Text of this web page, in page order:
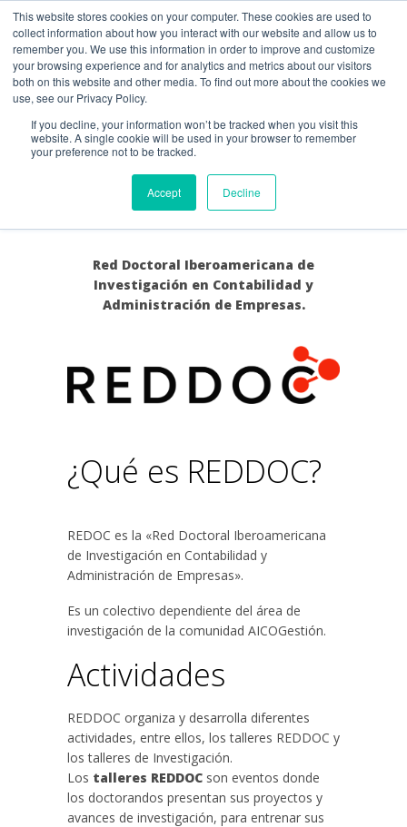
This website stores cookies on your computer. These cookies are used to
collect information about how you interact with our website and allow us to
remember you. We use this information in order to improve and customize
your browsing experience and for analytics and metrics about our visitors
both on this website and other media. To find out more about the cookies we
use, see our Privacy Policy.
If you decline, your information won’t be tracked when you visit this
website. A single cookie will be used in your browser to remember
your preference not to be tracked.
Accept Decline
Guía de uso
Acceso / Registro
REDDOC
Red Doctoral Iberoamericana de
Investigación en Contabilidad y
Administración de Empresas.
¿Qué es REDDOC?
REDOC es la «Red Doctoral Iberoamericana
de Investigación en Contabilidad y
Administración de Empresas».
Es un colectivo dependiente del área de
investigación de la comunidad AICOGestión.
Actividades
REDDOC organiza y desarrolla diferentes
actividades, entre ellos, los talleres REDDOC y
los talleres de Investigación.
Los talleres REDDOC son eventos donde
los doctorandos presentan sus proyectos y
avances de investigación, para entrenar sus